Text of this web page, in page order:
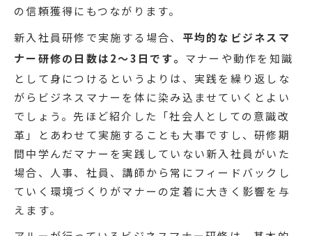
の信頼獲得にもつながります。
新入社員研修で実施する場合、 平均的なビジネスマ
ナー研修の日数は2〜3日です。 マナーや動作を知識
として身につけるというよりは、実践を繰り返しな
がらビジネスマナーを体に染み込ませていくとよい
でしょう。先ほど紹介した「社会人としての意識改
革」とあわせて実施することも大事ですし、研修期
間中学んだマナーを実践していない新入社員がいた
場合、人事、社員、講師から常にフィードバックし
ていく環境づくりがマナーの定着に大きく影響を与
えます。